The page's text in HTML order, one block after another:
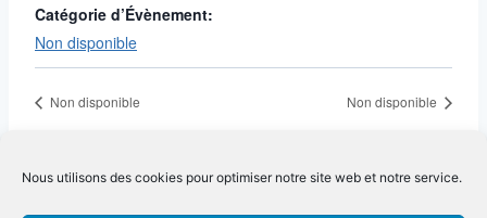
Nous utilisons des cookies pour optimiser notre site web et notre service.
Catégorie d’Évènement:
Non disponible
Non disponible Non disponible